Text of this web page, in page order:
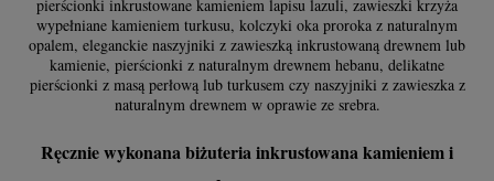
pierścionki inkrustowane kamieniem lapisu lazuli, zawieszki krzyża
wypełniane kamieniem turkusu, kolczyki oka proroka z naturalnym
opalem, eleganckie naszyjniki z zawieszką inkrustowaną drewnem lub
kamienie, pierścionki z naturalnym drewnem hebanu, delikatne
pierścionki z masą perłową lub turkusem czy naszyjniki z zawieszka z
naturalnym drewnem w oprawie ze srebra.
Ręcznie wykonana biżuteria inkrustowana kamieniem i